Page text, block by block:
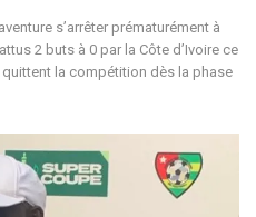
s’arrêter prématurément à
2 buts à 0 par la Côte d’Ivoire ce
la compétition dès la phase